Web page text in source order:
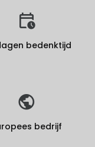
bedenktijd
bedrijf